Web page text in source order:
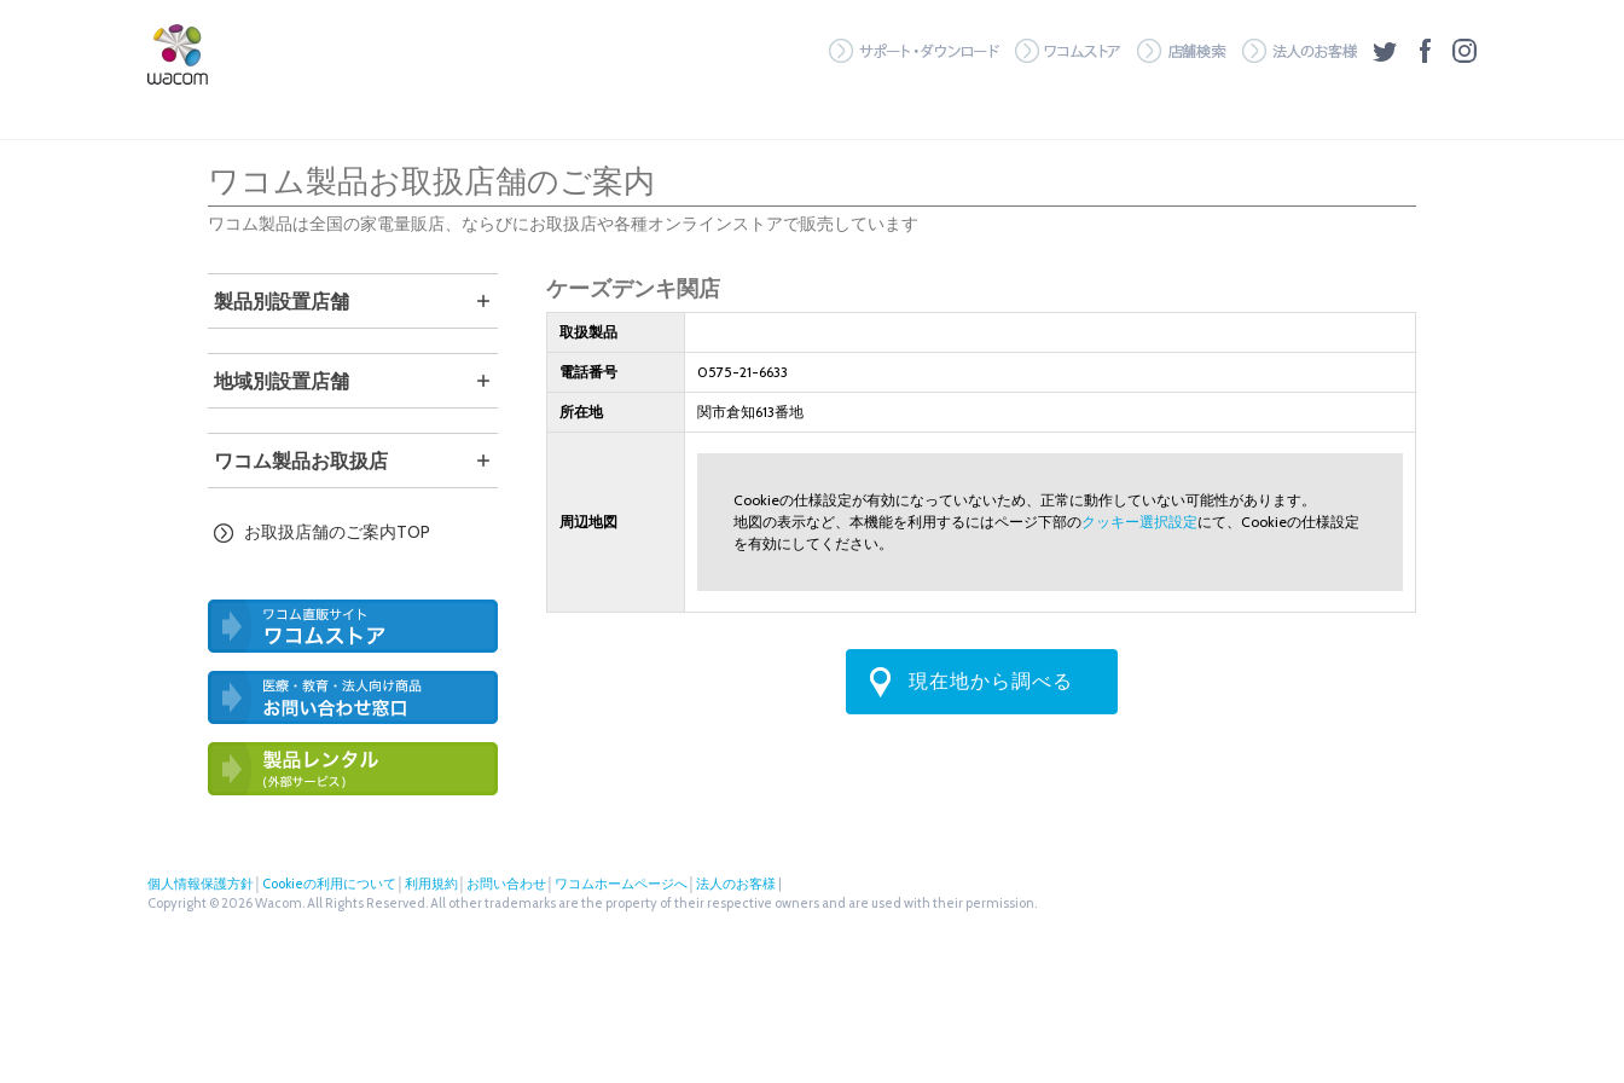
サポート・ダウンロード
ワコムストア 店舗検索 法人のお客様
ツイッターフェイスブック
ワコム製品お取扱店舗のご案内
ワコム製品は全国の家電量販店、ならびにお取扱店や各種オンラインストアで販売しています
ケーズデンキ関店
取扱製品
電話番号 0575-21-6633
所在地 関市倉知613番地
周辺地図
Cookieの仕様設定が有効になっていないため、正常に動作していない可能性があります。
地図の表示など、本機能を利用するにはページ下部のクッキー選択設定にて、Cookieの仕様設定
を有効にしてください。
現在地から調べる
製品別設置店舗
地域別設置店舗
ワコム製品お取扱店
お取扱店舗のご案内TOP
わせ窓口
個人情報保護方針 Cookieの利用について 利用規約 お問い合わせ ワコムホームページへ 法人のお客様
Copyright © 2026 Wacom. All Rights Reserved. All other trademarks are the property of their respective owners and are used with their permission.